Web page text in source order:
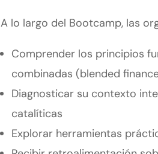
A lo largo del Bootcamp, las
Comprender los principios
combinadas (blended
Diagnosticar su contexto
catalíticas
Explorar herramientas